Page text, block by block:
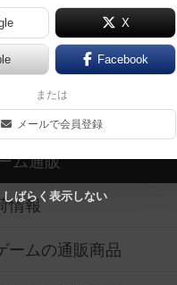
X
Facebook
または
メールで会員登録
しばらく表示しない
員一覧
業界コラム
利用案内
ム通販
情報
ームの通販商品